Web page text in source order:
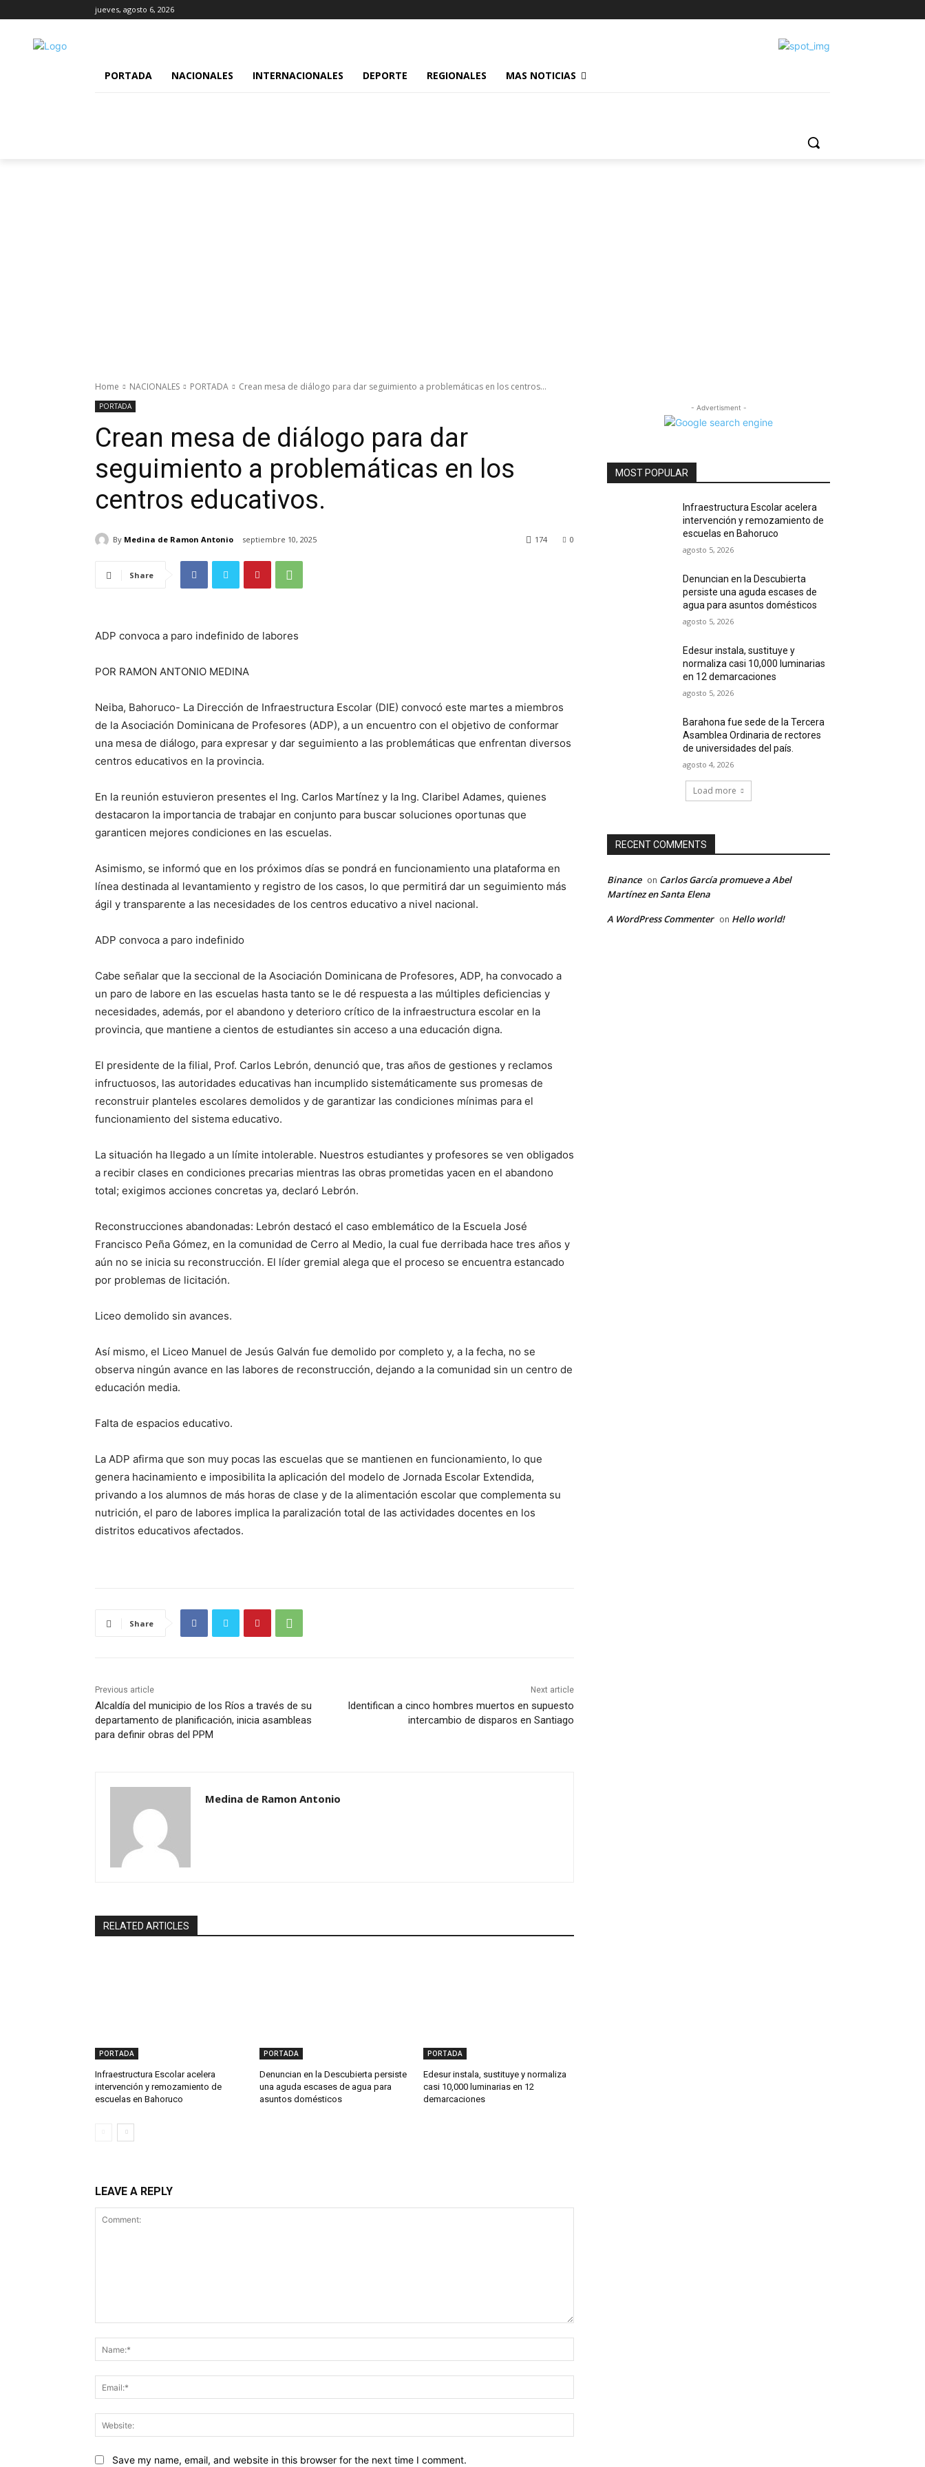
jueves, agosto 6, 2026
PORTADA NACIONALES INTERNACIONALES DEPORTE REGIONALES MAS NOTICIAS
Home NACIONALES PORTADA Crean mesa de diálogo para dar seguimiento a problemáticas en los centros...
PORTADA
Crean mesa de diálogo para dar
seguimiento a problemáticas en los
centros educativos.
By Medina de Ramon Antonio septiembre 10, 2025 0
174
Share
ADP convoca a paro indefinido de labores
POR RAMON ANTONIO MEDINA
Neiba, Bahoruco- La Dirección de Infraestructura Escolar (DIE) convocó este martes a miembros
de la Asociación Dominicana de Profesores (ADP), a un encuentro con el objetivo de conformar
una mesa de diálogo, para expresar y dar seguimiento a las problemáticas que enfrentan diversos
centros educativos en la provincia.
En la reunión estuvieron presentes el Ing. Carlos Martínez y la Ing. Claribel Adames, quienes
destacaron la importancia de trabajar en conjunto para buscar soluciones oportunas que
garanticen mejores condiciones en las escuelas.
Asimismo, se informó que en los próximos días se pondrá en funcionamiento una plataforma en
línea destinada al levantamiento y registro de los casos, lo que permitirá dar un seguimiento más
ágil y transparente a las necesidades de los centros educativo a nivel nacional.
ADP convoca a paro indefinido
Cabe señalar que la seccional de la Asociación Dominicana de Profesores, ADP, ha convocado a
un paro de labore en las escuelas hasta tanto se le dé respuesta a las múltiples deficiencias y
necesidades, además, por el abandono y deterioro crítico de la infraestructura escolar en la
provincia, que mantiene a cientos de estudiantes sin acceso a una educación digna.
El presidente de la filial, Prof. Carlos Lebrón, denunció que, tras años de gestiones y reclamos
infructuosos, las autoridades educativas han incumplido sistemáticamente sus promesas de
reconstruir planteles escolares demolidos y de garantizar las condiciones mínimas para el
funcionamiento del sistema educativo.
La situación ha llegado a un límite intolerable. Nuestros estudiantes y profesores se ven obligados
a recibir clases en condiciones precarias mientras las obras prometidas yacen en el abandono
total; exigimos acciones concretas ya, declaró Lebrón.
Reconstrucciones abandonadas: Lebrón destacó el caso emblemático de la Escuela José
Francisco Peña Gómez, en la comunidad de Cerro al Medio, la cual fue derribada hace tres años y
aún no se inicia su reconstrucción. El líder gremial alega que el proceso se encuentra estancado
por problemas de licitación.
Liceo demolido sin avances.
Así mismo, el Liceo Manuel de Jesús Galván fue demolido por completo y, a la fecha, no se
observa ningún avance en las labores de reconstrucción, dejando a la comunidad sin un centro de
educación media.
Falta de espacios educativo.
La ADP afirma que son muy pocas las escuelas que se mantienen en funcionamiento, lo que
genera hacinamiento e imposibilita la aplicación del modelo de Jornada Escolar Extendida,
privando a los alumnos de más horas de clase y de la alimentación escolar que complementa su
nutrición, el paro de labores implica la paralización total de las actividades docentes en los
distritos educativos afectados.
Share
Previous article
Alcaldía del municipio de los Ríos a través de su
departamento de planificación, inicia asambleas
para definir obras del PPM
Next article
Identifican a cinco hombres muertos en supuesto
intercambio de disparos en Santiago
Medina de Ramon Antonio
RELATED ARTICLES
PORTADA
Infraestructura Escolar acelera
intervención y remozamiento de
escuelas en Bahoruco
PORTADA
Denuncian en la Descubierta persiste
una aguda escases de agua para
asuntos domésticos
PORTADA
Edesur instala, sustituye y normaliza
casi 10,000 luminarias en 12
demarcaciones
LEAVE A REPLY
Save my name, email, and website in this browser for the next time I comment.
- Advertisment -
MOST POPULAR
Infraestructura Escolar acelera
intervención y remozamiento de
escuelas en Bahoruco
agosto 5, 2026
Denuncian en la Descubierta
persiste una aguda escases de
agua para asuntos domésticos
agosto 5, 2026
Edesur instala, sustituye y
normaliza casi 10,000 luminarias
en 12 demarcaciones
agosto 5, 2026
Barahona fue sede de la Tercera
Asamblea Ordinaria de rectores
de universidades del país.
agosto 4, 2026
Load more
RECENT COMMENTS
Binance on Carlos García promueve a Abel
Martínez en Santa Elena
A WordPress Commenter on Hello world!